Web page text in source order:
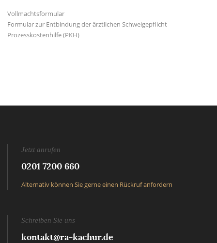
Vollmachtsformular
Formular zur Entbindung der ärztlichen Schweigepflicht
Prozesskostenhilfe (PKH)
Jetzt anrufen
0201 7200 660
Alternativ können Sie gerne einen Rückruf anfordern
Schreiben Sie uns
kontakt@ra-kachur.de